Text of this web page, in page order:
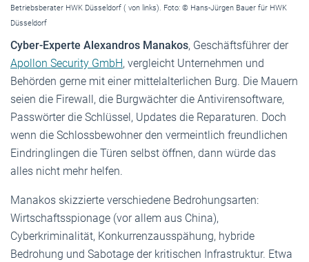
Betriebsberater HWK Düsseldorf ( von links). Foto: © Hans-Jürgen Bauer für HWK
Düsseldorf
Cyber-Experte Alexandros Manakos, Geschäftsführer der
Apollon Security GmbH, vergleicht Unternehmen und
Behörden gerne mit einer mittelalterlichen Burg. Die Mauern
seien die Firewall, die Burgwächter die Antivirensoftware,
Passwörter die Schlüssel, Updates die Reparaturen. Doch
wenn die Schlossbewohner den vermeintlich freundlichen
Eindringlingen die Türen selbst öffnen, dann würde das
alles nicht mehr helfen.
Manakos skizzierte verschiedene Bedrohungsarten:
Wirtschaftsspionage (vor allem aus China),
Cyberkriminalität, Konkurrenzausspähung, hybride
Bedrohung und Sabotage der kritischen Infrastruktur. Etwa